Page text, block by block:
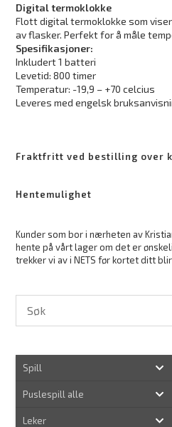
Digital termoklokke
Flott digital termoklokke som
av flasker. Perfekt for å måle
Spesifikasjoner:
Inkludert 1 batteri
Levetid: 800 timer
Temperatur: -19,9 – +70 celcius
Leveres med engelsk
Fraktfritt ved bestilling over
Hentemulighet
Kunder som bor i nærheten av
hente på vårt lager om det er
trekker vi av i NETS før kortet ditt
Spill
Puslespill alle
Leker